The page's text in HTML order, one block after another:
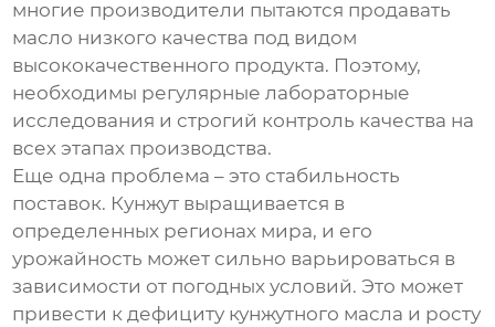
многие производители пытаются продавать
масло низкого качества под видом
высококачественного продукта. Поэтому,
необходимы регулярные лабораторные
исследования и строгий контроль качества на
всех этапах производства.
Еще одна проблема – это стабильность
поставок. Кунжут выращивается в
определенных регионах мира, и его
урожайность может сильно варьироваться в
зависимости от погодных условий. Это может
привести к дефициту кунжутного масла и росту